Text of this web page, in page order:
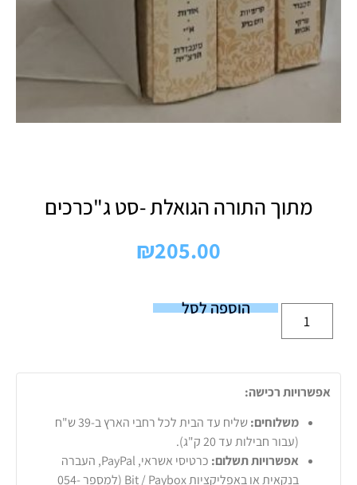
מתוך התורה הגואלת -סט ג"כרכים
₪205.00
הוספה לסל
אפשרויות רכישה:
משלוחים:
שליח עד הבית לכל רחבי הארץ ב-39 ש"ח
(עבור חבילות עד 20 ק"ג).
אפשרויות תשלום:
כרטיסי אשראי, PayPal, העברה
בנקאית או באפליקציות Bit / Paybox (למספר 054-